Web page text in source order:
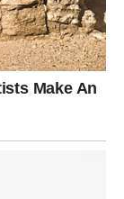
vam
zauzeti,
koliko